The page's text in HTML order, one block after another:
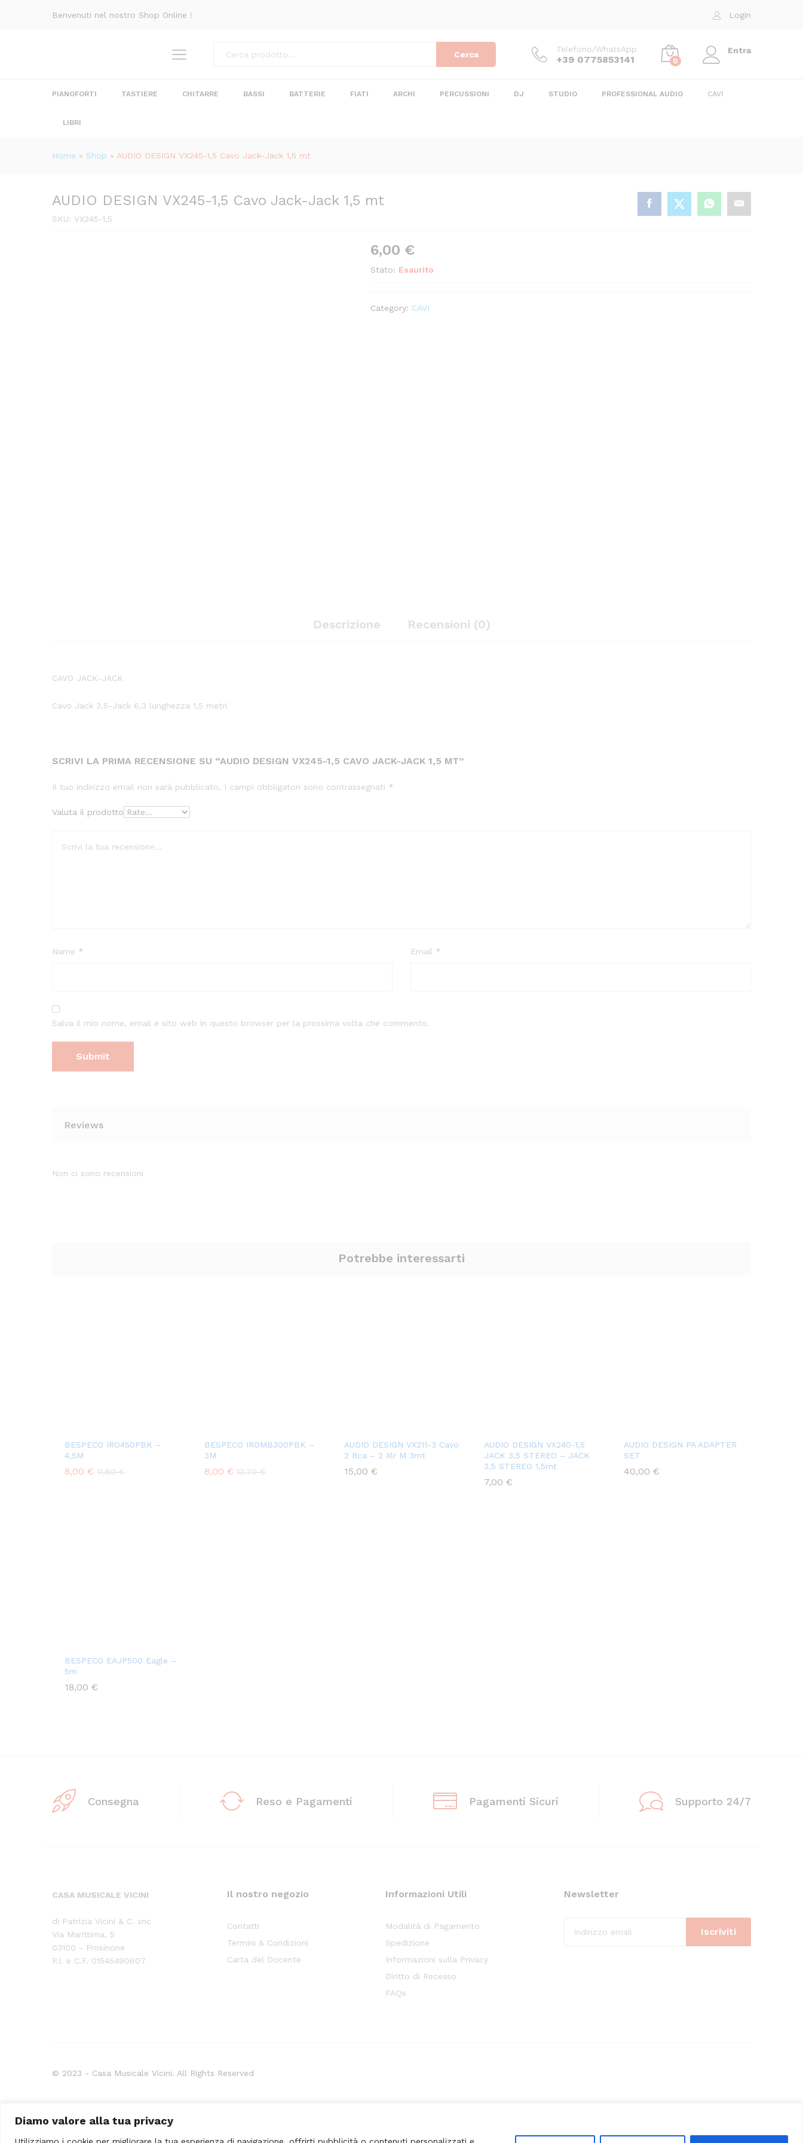
Diamo valore alla tua privacy
Utilizziamo i cookie per migliorare la tua esperienza di navigazione, offrirti pubblicità o contenuti personalizzati e
Benvenuti nel nostro Shop Online ! Login
Categorie Cerca
Telefono/WhatsApp
+39 0775853141 0
Entra
PIANOFORTI TASTIERE CHITARRE BASSI BATTERIE FIATI ARCHI PERCUSSIONI DJ STUDIO PROFESSIONAL AUDIO CAVI
LIBRI
Home » Shop » AUDIO DESIGN VX245-1,5 Cavo Jack-Jack 1,5 mt
AUDIO DESIGN VX245-1,5 Cavo Jack-Jack 1,5 mt
SKU: VX245-1,5
6,00 €
Stato: Esaurito
Category: CAVI
Descrizione Recensioni (0)
CAVO JACK-JACK
Cavo Jack 3,5-Jack 6,3 lunghezza 1,5 metri
SCRIVI LA PRIMA RECENSIONE SU “AUDIO DESIGN VX245-1,5 CAVO JACK-JACK 1,5 MT”
Il tuo indirizzo email non sarà pubblicato. I campi obbligatori sono contrassegnati *
Valuta il prodotto
Name * Email *
Salva il mio nome, email e sito web in questo browser per la prossima volta che commento.
Reviews
Non ci sono recensioni
Potrebbe interessarti
BESPECO IRO450PBK –
4,5M
8,00 € 11,80€
BESPECO IROMB300PBK –
3M
8,00 € 13,70€
AUDIO DESIGN VX211-3 Cavo
2 Rca – 2 Xlr M 3mt
15,00 €
AUDIO DESIGN VX240-1,5
JACK 3,5 STEREO – JACK
3,5 STEREO 1,5mt
7,00 €
AUDIO DESIGN PA ADAPTER
SET
40,00 €
BESPECO EAJP500 Eagle –
5m
18,00 €
Consegna Reso e Pagamenti Pagamenti Sicuri Supporto 24/7
CASA MUSICALE VICINI
di Patrizia Vicini & C. snc
Via Marittima, 5
03100 - Frosinone
P.I. e C.F. 01545490607
Il nostro negozio
Contatti
Termini & Condizioni
Carta del Docente
Informazioni Utili
Modalità di Pagamento
Spedizione
Informazioni sulla Privacy
Diritto di Recesso
FAQs
Newsletter
© 2023 - Casa Musicale Vicini. All Rights Reserved
AUDIO DESIGN VX245-1,5 Cavo Jack-Jack 1,5 mt
da confrontare